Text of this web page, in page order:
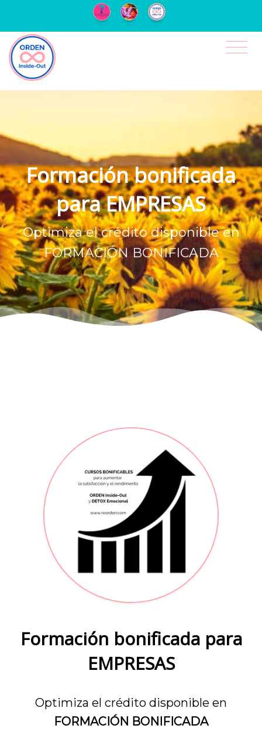
Formación bonificada
para EMPRESAS
Optimiza el crédito disponible en
FORMACIÓN BONIFICADA
Formación bonificada para
EMPRESAS
Optimiza el crédito disponible en
FORMACIÓN BONIFICADA